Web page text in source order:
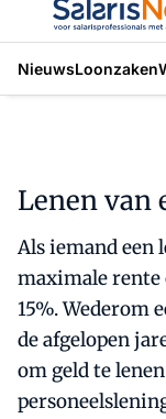
NieuwsLoonzaken
Lenen van
Als iemand een
maximale rente
15%. Wederom
de afgelopen
om geld te